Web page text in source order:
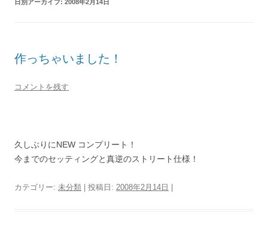
日別アーカイブ: 2008年2月14日
作っちゃいました！
コメントを残す
久しぶりにNEW コンプリート！
今までのセッティングと真逆のストリート仕様！
カテゴリー: 未分類 | 投稿日: 2008年2月14日